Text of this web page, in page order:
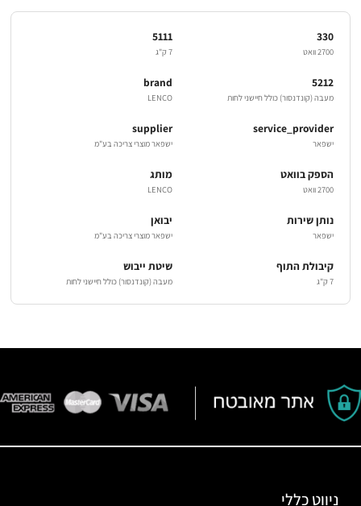
330
2700 וואט
5111
7 ק"ג
5212
מעבה (קונדנסור) כולל חיישני לחות
brand
LENCO
service_provider
ישפאר
supplier
ישפאר מוצרי צריכה בע"מ
הספק בוואט
2700 וואט
מותג
LENCO
נותן שירות
ישפאר
יבואן
ישפאר מוצרי צריכה בע"מ
קיבולת התוף
7 ק"ג
שיטת ייבוש
מעבה (קונדנסור) כולל חיישני לחות
ניווט כללי